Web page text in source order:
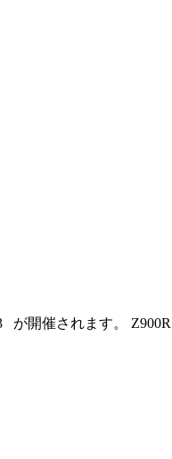
開催されます。